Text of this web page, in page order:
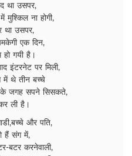
था उसपर,
मुश्किल ना होगी,
था उसपर,
एक दिन,
हो गयी है।
इंटरनेट पर मिली,
में थे तीन बच्चे
जगह सपने सिसकते,
ली है।
और पति,
हैं संग में,
बटर करनेवाली,